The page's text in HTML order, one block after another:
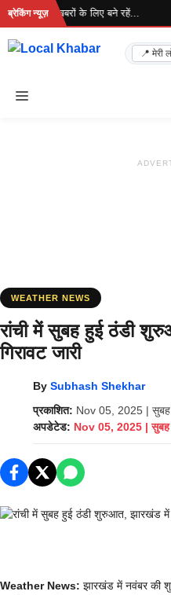
Skip
content
ब्रेकिंग न्यूज़
है... ताज़ा खबरों के लिए बने रहें...
Menu
WEATHER NEWS
रांची में सुबह हुई ठंडी
गिरावट जारी
By Subhash Shekhar
प्रकाशित: Nov 05, 2025 |
अपडेटेड: Nov 05, 2025 |
Weather News: झारखंड में नवंबर की